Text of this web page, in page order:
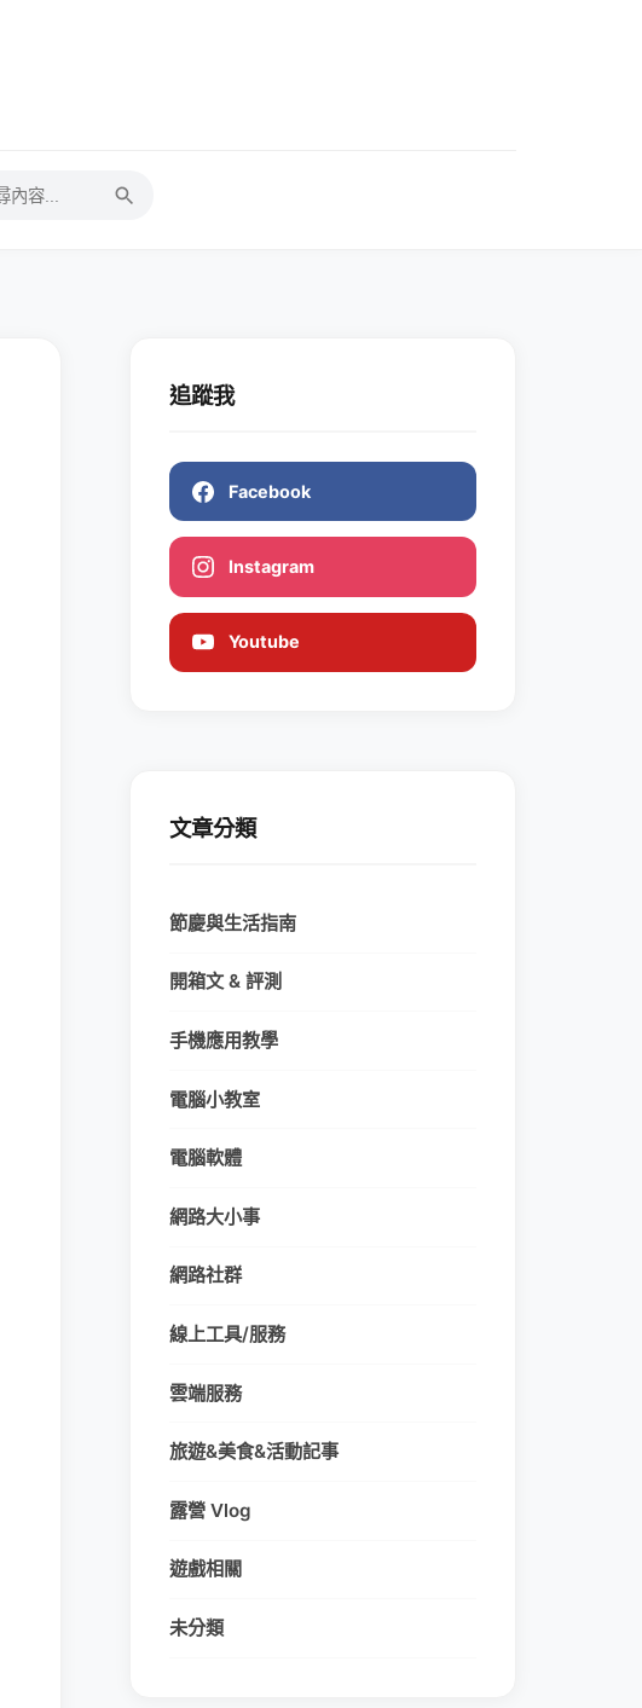
追蹤我
Facebook
Instagram
Youtube
文章分類
節慶與生活指南
開箱文 & 評測
手機應用教學
電腦小教室
電腦軟體
網路大小事
網路社群
線上工具/服務
雲端服務
旅遊&美食&活動記事
露營 Vlog
遊戲相關
未分類